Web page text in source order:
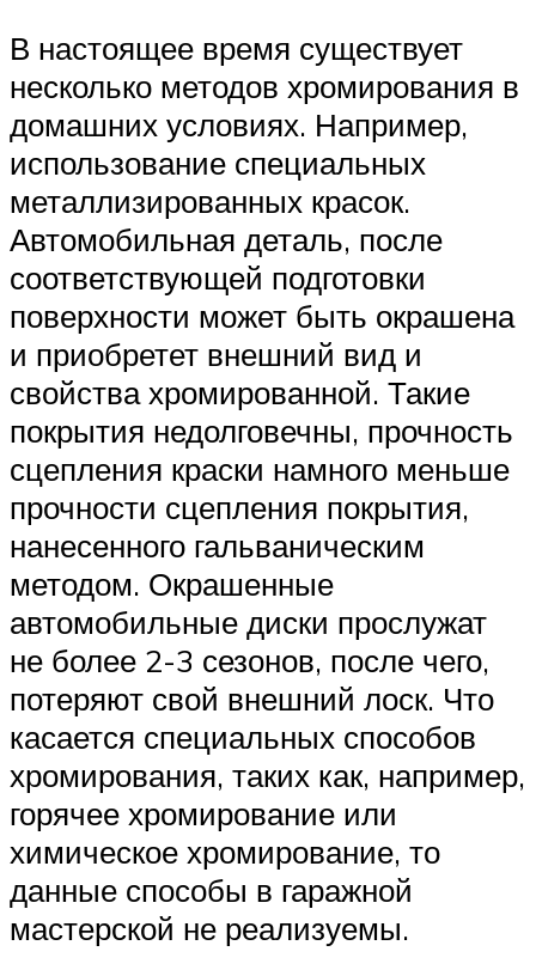
В настоящее время существует
несколько методов хромирования в
домашних условиях. Например,
использование специальных
металлизированных красок.
Автомобильная деталь, после
соответствующей подготовки
поверхности может быть окрашена
и приобретет внешний вид и
свойства хромированной. Такие
покрытия недолговечны, прочность
сцепления краски намного меньше
прочности сцепления покрытия,
нанесенного гальваническим
методом. Окрашенные
автомобильные диски прослужат
не более 2-3 сезонов, после чего,
потеряют свой внешний лоск. Что
касается специальных способов
хромирования, таких как, например,
горячее хромирование или
химическое хромирование, то
данные способы в гаражной
мастерской не реализуемы.